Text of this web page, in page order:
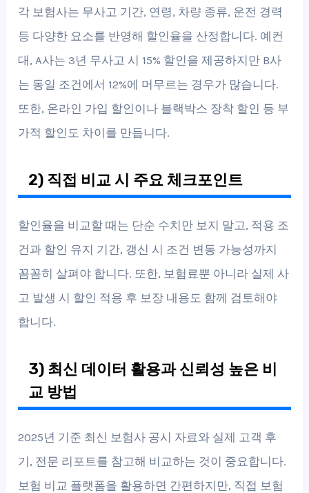
각 보험사는 무사고 기간, 연령, 차량 종류, 운전 경력
등 다양한 요소를 반영해 할인율을 산정합니다. 예컨
대, A사는 3년 무사고 시 15% 할인을 제공하지만 B사
는 동일 조건에서 12%에 머무르는 경우가 많습니다.
또한, 온라인 가입 할인이나 블랙박스 장착 할인 등 부
가적 할인도 차이를 만듭니다.
2) 직접 비교 시 주요 체크포인트
할인율을 비교할 때는 단순 수치만 보지 말고, 적용 조
건과 할인 유지 기간, 갱신 시 조건 변동 가능성까지
꼼꼼히 살펴야 합니다. 또한, 보험료뿐 아니라 실제 사
고 발생 시 할인 적용 후 보장 내용도 함께 검토해야
합니다.
3) 최신 데이터 활용과 신뢰성 높은 비
교 방법
2025년 기준 최신 보험사 공시 자료와 실제 고객 후
기, 전문 리포트를 참고해 비교하는 것이 중요합니다.
보험 비교 플랫폼을 활용하면 간편하지만, 직접 보험